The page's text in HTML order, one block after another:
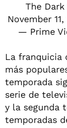
The
November
— Prime
La franquicia
más
temporada
serie de
y la segunda
temporadas